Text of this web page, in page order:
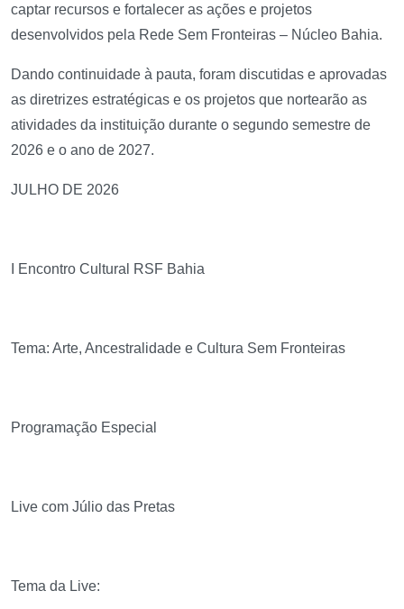
captar recursos e fortalecer as ações e projetos
desenvolvidos pela Rede Sem Fronteiras – Núcleo Bahia.
Dando continuidade à pauta, foram discutidas e aprovadas
as diretrizes estratégicas e os projetos que nortearão as
atividades da instituição durante o segundo semestre de
2026 e o ano de 2027.
JULHO DE 2026
I Encontro Cultural RSF Bahia
Tema: Arte, Ancestralidade e Cultura Sem Fronteiras
Programação Especial
Live com Júlio das Pretas
Tema da Live: